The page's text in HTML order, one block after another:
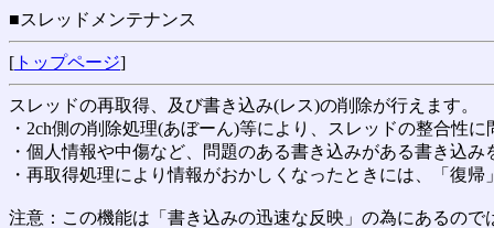
■スレッドメンテナンス
[ トップページ]
スレッドの再取得、及び書き込み(レス)の削除が行えます。
・2ch側の削除処理(あぼーん)等により、スレッドの整合性
・個人情報や中傷など、問題のある書き込みがある書き込
・再取得処理により情報がおかしくなったときには、「復帰
注意：この機能は「書き込みの迅速な反映」の為にあるの